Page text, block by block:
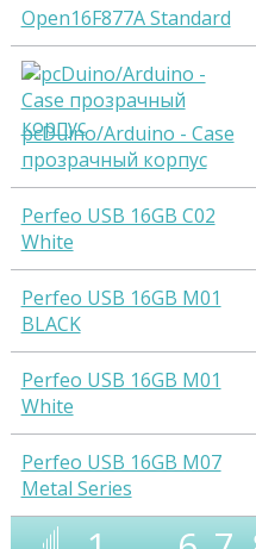
Open16F877A Standard
pcDuino/Arduino - Case
прозрачный корпус
Perfeo USB 16GB C02
White
Perfeo USB 16GB M01
BLACK
Perfeo USB 16GB M01
White
Perfeo USB 16GB M07
Metal Series